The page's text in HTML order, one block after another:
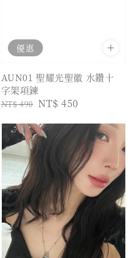
優惠
AUN01 聖耀光聖徽 水鑽十
字架項鍊
Regular
NT$ 490 Sale
NT$ 450